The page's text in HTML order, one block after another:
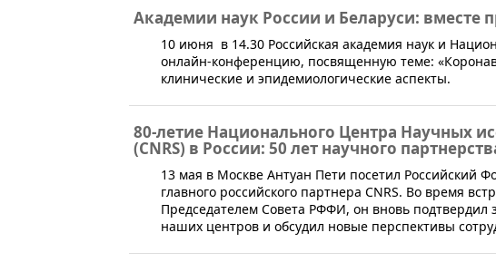
Академии наук России и Беларуси: вместе
10 июня в 14.30 Российская академия наук и
онлайн-конференцию, посвященную теме:
клинические и эпидемиологические аспекты.
80-летие Национального Центра Научных
(CNRS) в России: 50 лет научного
​13 мая в Москве Антуан Пети посетил Российский
главного российского партнера CNRS. Во время
Председателем Совета РФФИ, он вновь подтвердил
наших центров и обсудил новые перспективы